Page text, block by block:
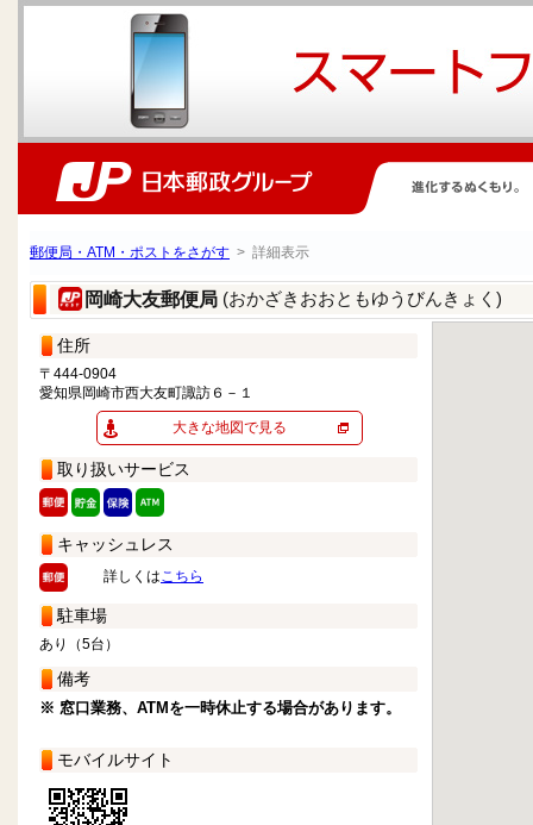
郵便局・ATM・ポストをさがす > 詳細表示
岡崎大友郵便局 (おかざきおおともゆうびんきょく)
住所
〒444-0904
愛知県岡崎市西大友町諏訪６－１
大きな地図で見る
取り扱いサービス
キャッシュレス
詳しくはこちら
駐車場
あり（5台）
備考
※ 窓口業務、ATMを一時休止する場合があります。
モバイルサイト